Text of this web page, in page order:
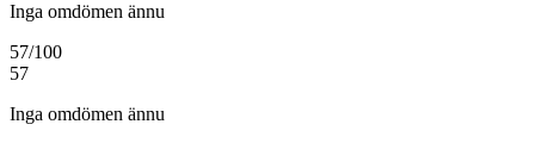
Inga omdömen ännu
57/100
57
Inga omdömen ännu